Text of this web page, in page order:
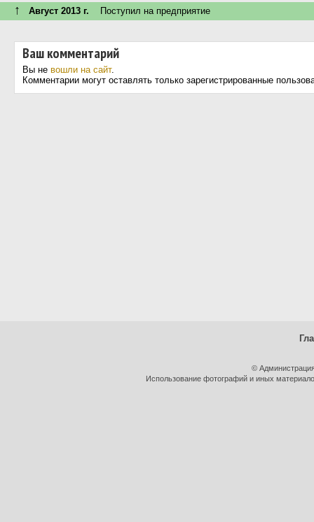
↑ Август 2013 г. Поступил на предприятие
Ваш комментарий
Вы не вошли на сайт.
Комментарии могут оставлять только зарегистрированные
©
Использование фотографий и иных